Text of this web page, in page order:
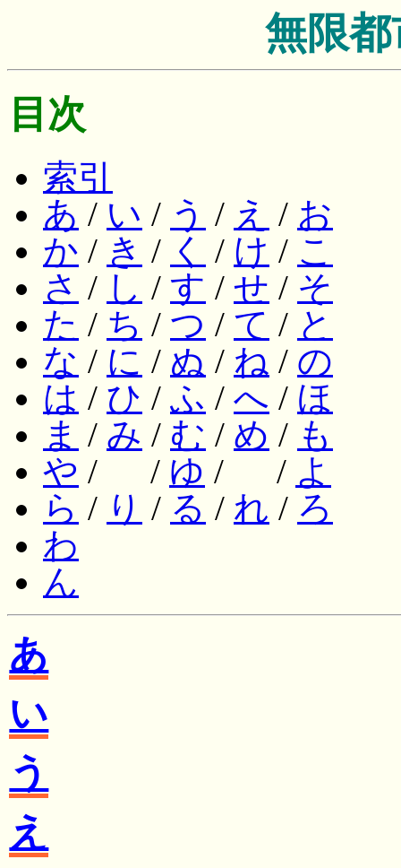
無限
目次
索引
あ / い / う / え / お
か / き / く / け / こ
さ / し / す / せ / そ
た / ち / つ / て / と
な / に / ぬ / ね / の
は / ひ / ふ / へ / ほ
ま / み / む / め / も
や / / ゆ / / よ
ら / り / る / れ / ろ
わ
ん
あ
い
う
え